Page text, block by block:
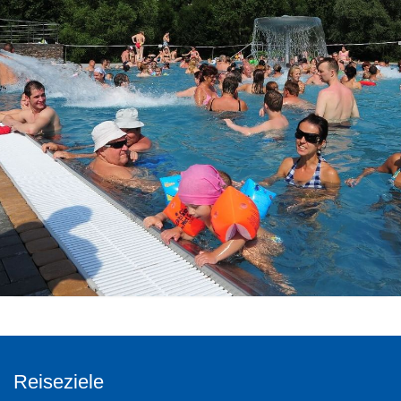
Reiseziele